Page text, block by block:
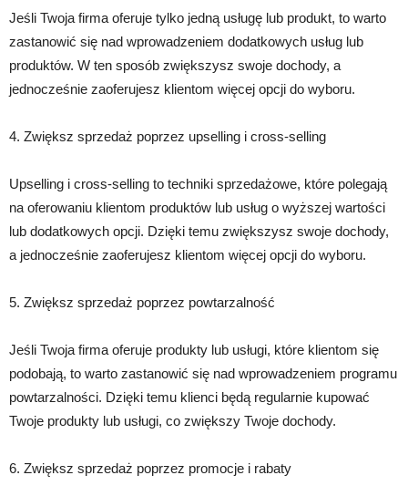
Jeśli Twoja firma oferuje tylko jedną usługę lub produkt, to warto
zastanowić się nad wprowadzeniem dodatkowych usług lub
produktów. W ten sposób zwiększysz swoje dochody, a
jednocześnie zaoferujesz klientom więcej opcji do wyboru.
4. Zwiększ sprzedaż poprzez upselling i cross-selling
Upselling i cross-selling to techniki sprzedażowe, które polegają
na oferowaniu klientom produktów lub usług o wyższej wartości
lub dodatkowych opcji. Dzięki temu zwiększysz swoje dochody,
a jednocześnie zaoferujesz klientom więcej opcji do wyboru.
5. Zwiększ sprzedaż poprzez powtarzalność
Jeśli Twoja firma oferuje produkty lub usługi, które klientom się
podobają, to warto zastanowić się nad wprowadzeniem programu
powtarzalności. Dzięki temu klienci będą regularnie kupować
Twoje produkty lub usługi, co zwiększy Twoje dochody.
6. Zwiększ sprzedaż poprzez promocje i rabaty